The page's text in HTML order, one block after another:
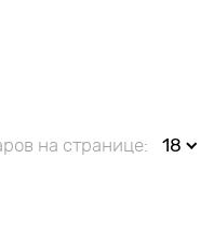
на странице: 18